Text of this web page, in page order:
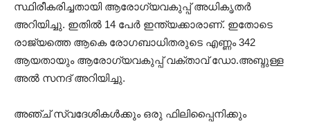
സ്ഥിരീകരിച്ചതായി ആരോഗ്യവകുപ്പ് അധികൃതര്‍
അറിയിച്ചു. ഇതില്‍ 14 പേർ ഇന്ത്യക്കാരാണ്. ഇതോടെ
രാജ്യത്തെ ആകെ രോഗബാധിതരുടെ എണ്ണം 342
ആയതായും ആരോഗ്യവകുപ്പ് വക്താവ് ഡോ.അബ്ദുള്ള
അൽ സനദ് അറിയിച്ചു.
അഞ്ച് സ്വദേശികള്‍ക്കും ഒരു ഫിലിപ്പൈനിക്കും